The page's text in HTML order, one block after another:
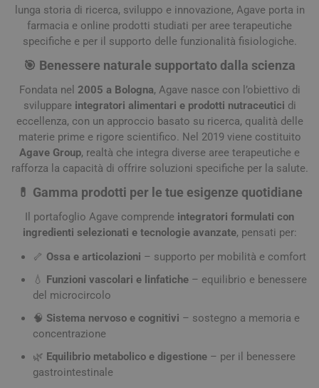
lunga storia di ricerca, sviluppo e innovazione, Agave porta in
farmacia e online prodotti studiati per aree terapeutiche
specifiche e per il supporto delle funzionalità fisiologiche.
🎯 Benessere naturale supportato dalla scienza
Fondata nel 2005 a Bologna, Agave nasce con l’obiettivo di
sviluppare integratori alimentari e prodotti nutraceutici di
eccellenza, con un approccio basato su ricerca, qualità delle
materie prime e rigore scientifico. Nel 2019 viene costituito
Agave Group, realtà che integra diverse aree terapeutiche e
rafforza la capacità di offrire soluzioni specifiche per la salute.
💊 Gamma prodotti per le tue esigenze quotidiane
Il portafoglio Agave comprende integratori formulati con
ingredienti selezionati e tecnologie avanzate, pensati per:
🦴 Ossa e articolazioni – supporto per mobilità e comfort
💧 Funzioni vascolari e linfatiche – equilibrio e benessere
del microcircolo
🧠 Sistema nervoso e cognitivi – sostegno a memoria e
concentrazione
🌿 Equilibrio metabolico e digestione – per il benessere
gastrointestinale